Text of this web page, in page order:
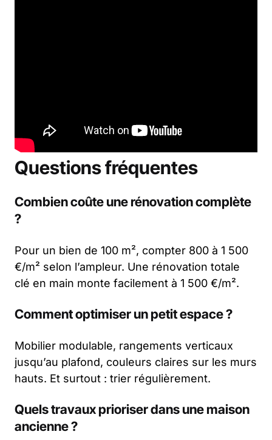
Questions fréquentes
Combien coûte une rénovation complète
?
Pour un bien de 100 m², compter 800 à 1 500
€/m² selon l’ampleur. Une rénovation totale
clé en main monte facilement à 1 500 €/m².
Comment optimiser un petit espace ?
Mobilier modulable, rangements verticaux
jusqu’au plafond, couleurs claires sur les murs
hauts. Et surtout : trier régulièrement.
Quels travaux prioriser dans une maison
ancienne ?